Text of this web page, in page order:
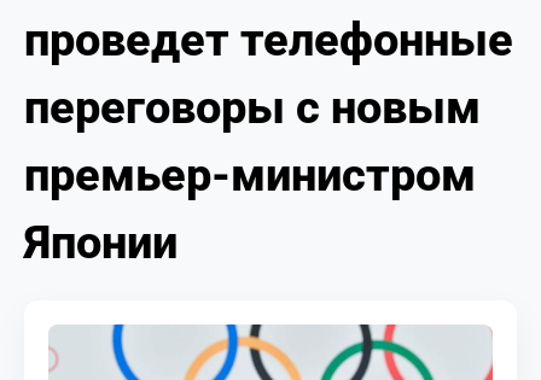
ФТУ
НОВОСТИ
ДОКУМЕНТЫ
ПЕРСОНАЛИИ
КОРТЫ
проведет телефонные
переговоры с новым
премьер-министром
Японии